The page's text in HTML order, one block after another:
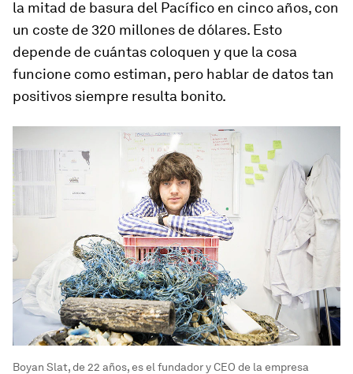
la mitad de basura del Pacífico en cinco años, con
un coste de 320 millones de dólares. Esto
depende de cuántas coloquen y que la cosa
funcione como estiman, pero hablar de datos tan
positivos siempre resulta bonito.
Boyan Slat, de 22 años, es el fundador y CEO de la empresa